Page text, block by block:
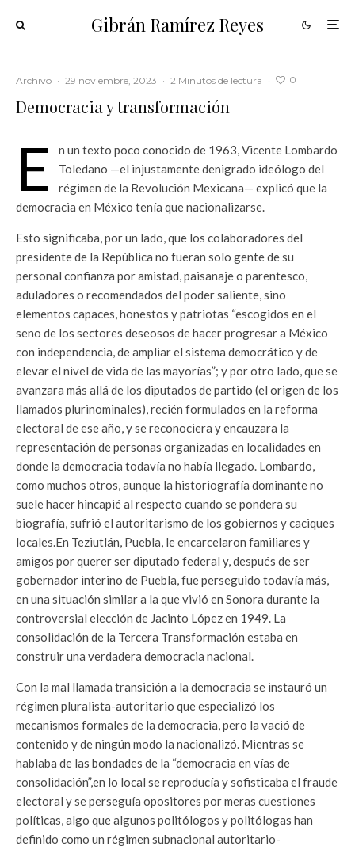
Gibrán Ramírez Reyes
Archivo · 29 noviembre, 2023 · 2 Minutos de lectura · 0
Democracia y transformación
E
n un texto poco conocido de 1963, Vicente Lombardo
Toledano —el injustamente denigrado ideólogo del
régimen de la Revolución Mexicana— explicó que la
democracia en México tenía que nacionalizarse.
Esto significaba, por un lado, que los colaboradores del
presidente de la República no fueran solo gente de su
personal confianza por amistad, paisanaje o parentesco,
aduladores o recomendados del poder saliente, sino
elementos capaces, honestos y patriotas “escogidos en el
seno de los sectores deseosos de hacer progresar a México
con independencia, de ampliar el sistema democrático y de
elevar el nivel de vida de las mayorías”; y por otro lado, que se
avanzara más allá de los diputados de partido (el origen de los
llamados plurinominales), recién formulados en la reforma
electoral de ese año, y se reconociera y encauzara la
representación de personas organizadas en localidades en
donde la democracia todavía no había llegado. Lombardo,
como muchos otros, aunque la historiografía dominante no
suele hacer hincapié al respecto cuando se pondera su
biografía, sufrió el autoritarismo de los gobiernos y caciques
locales.En Teziutlán, Puebla, le encarcelaron familiares y
amigos por querer ser diputado federal y, después de ser
gobernador interino de Puebla, fue perseguido todavía más,
en una situación similar a la que vivió en Sonora durante la
controversial elección de Jacinto López en 1949. La
consolidación de la Tercera Transformación estaba en
construir una verdadera democracia nacional.
Con la mal llamada transición a la democracia se instauró un
régimen pluralista-autoritario que especializó los
mecanismos formales de la democracia, pero la vació de
contenido y de ningún modo la nacionalizó. Mientras se
hablaba de las bondades de la “democracia en vías de
consolidación”,en lo local se reproducía y sofisticaba el fraude
electoral y se perseguía opositores por meras cuestiones
políticas, algo que algunos politólogos y politólogas han
definido como un régimen subnacional autoritario-